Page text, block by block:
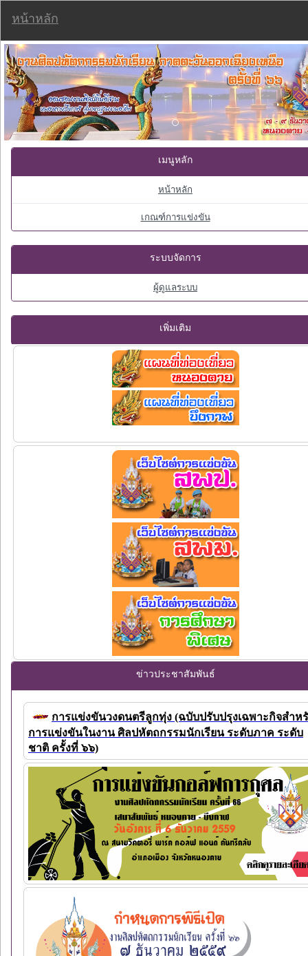
หน้าหลัก
Previous
เมนูหลัก
หน้าหลัก
เกณฑ์การแข่งขัน
ระบบจัดการ
ผู้ดูแลระบบ
เพิ่มเติม
ข่าวประชาสัมพันธ์
การแข่งขันวงดนตรีลูกทุ่ง (ฉบับปรับปรุงเฉพาะกิจสำห
การแข่งขันในงาน ศิลปหัตถกรรมนักเรียน ระดับภาค ระดับ
ชาติ ครั้งที่ ๖๖)